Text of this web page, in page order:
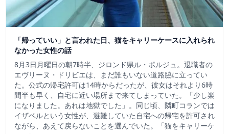
「帰っていい」と言われた日、猫をキャリーケースに入れられ
なかった女性の話
8月3日月曜日の朝7時半、ジロンド県ル・ポルジュ。退職者の
エヴリーヌ・ドリビエは、まだ誰もいない道路脇に立ってい
た。公式の帰宅許可は14時からだったが、彼女はそれより6時
間半も早く、自宅に近い場所まで来てしまっていた。「少し楽
になりました。あれは地獄でした」。同じ頃、隣町コランでは
イザベルという女性が、避難していた自宅への帰宅を許可され
ながら、あえて戻らないことを選んでいた。「猫をキャリーケ